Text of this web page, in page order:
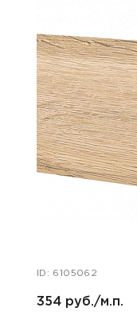
ID: 6105062
354 руб./м.п.